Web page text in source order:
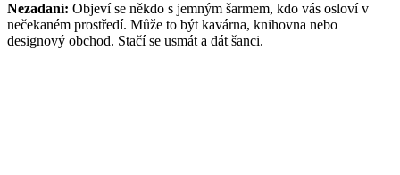
Nezadaní: Objeví se někdo s jemným šarmem, kdo vás osloví v
nečekaném prostředí. Může to být kavárna, knihovna nebo
designový obchod. Stačí se usmát a dát šanci.